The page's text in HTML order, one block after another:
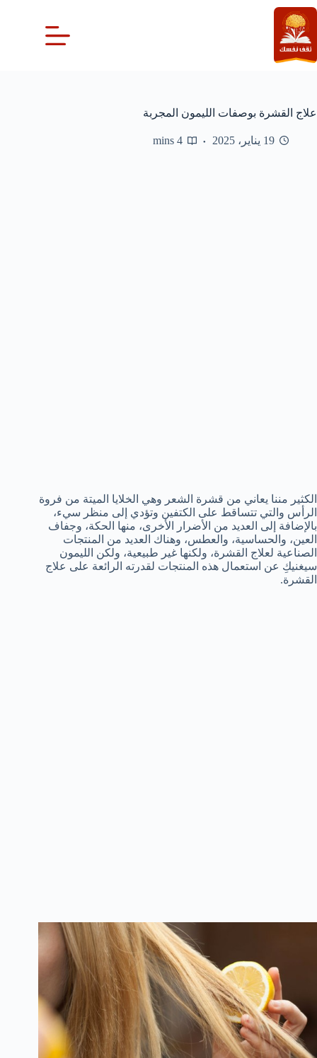
التجاوز
إلى
المحتوى
علاج القشرة بوصفات الليمون المجربة
19 يناير، 2025 4 mins
الكثير مننا يعاني من قشرة الشعر وهي الخلايا الميتة من فروة
الرأس والتي تتساقط على الكتفين وتؤدي إلى منظر سيء،
بالإضافة إلى العديد من الأضرار الأخرى، منها الحكة، وجفاف
العين، والحساسية، والعطس، وهناك العديد من المنتجات
الصناعية لعلاج القشرة، ولكنها غير طبيعية، ولكن الليمون
سيغنيكِ عن استعمال هذه المنتجات لقدرته الرائعة على علاج
القشرة.